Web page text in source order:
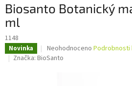
Biosanto Botanický
ml
1148
Novinka
Průměrné
hodnocení
Neohodnoceno Podrobnosti
Značka: BioSanto